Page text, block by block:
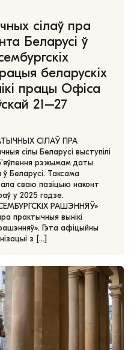
сілаў пра
Беларусі ў
беларускіх
працы Офіса
21–27
СІЛАЎ ПРА
сілы Беларусі выступілі
рэжымам даты
Беларусі. Таксама
сваю пазіцыю наконт
у 2025 годзе.
РАШЭННЯЎ»
практычныя вынікі
Гэта афіцыйны
з […]